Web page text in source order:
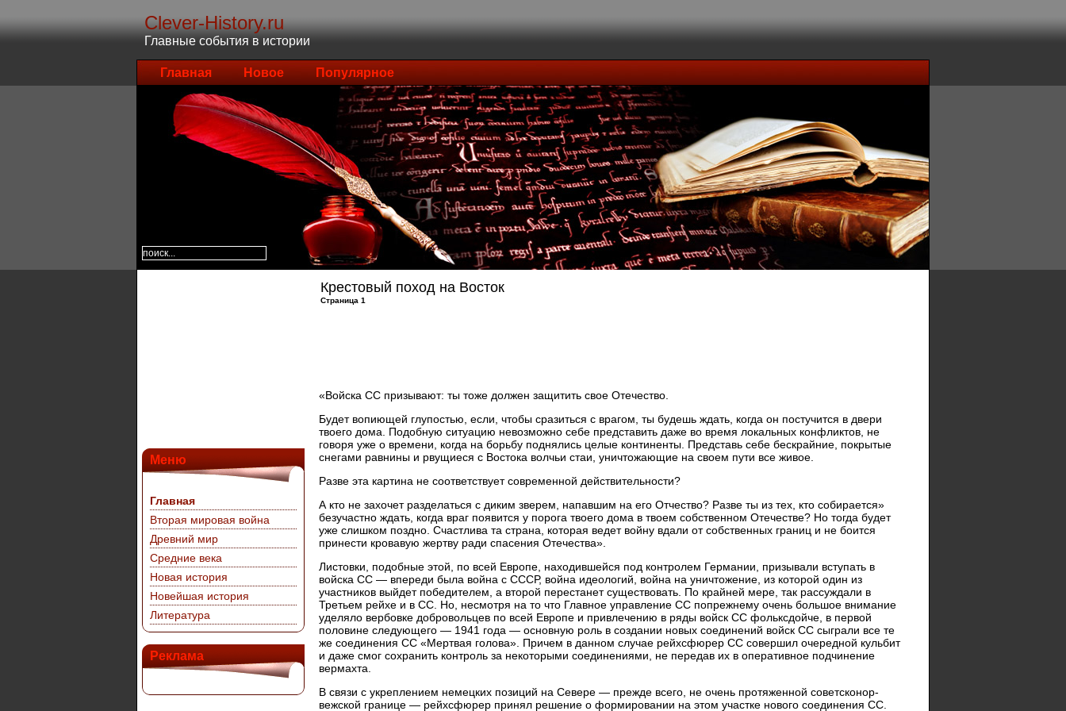
Clever-History.ru
Главные события в истории
Главная Новое Популярное
Меню
Главная
Вторая мировая война
Древний мир
Средние века
Новая история
Новейшая история
Литература
Реклама
Крестовый поход на Восток
Страница 1
«Войска СС призывают: ты тоже должен защитить свое Отечество.
Будет вопиющей глупостью, если, чтобы сразиться с врагом, ты будешь ждать, когда он постучится в двери
твоего дома. Подобную ситуацию невозможно себе представить даже во время локальных конфликтов, не
говоря уже о времени, когда на борьбу поднялись целые континенты. Представь себе бескрайние, покрытые
снегами равнины и рвущиеся с Востока волчьи стаи, уничтожающие на своем пути все живое.
Разве эта картина не соответствует современной действительности?
А кто не захочет разделаться с диким зверем, напавшим на его Отчество? Разве ты из тех, кто собирается»
безучастно ждать, когда враг появится у порога твоего дома в твоем собственном Отечестве? Но тогда будет
уже слишком поздно. Счастлива та страна, которая ведет войну вдали от собственных границ и не боится
принести кровавую жертву ради спасения Отечества».
Листовки, подобные этой, по всей Европе, находившейся под контролем Германии, призывали вступать в
войска СС — впереди была война с СССР, война идеологий, война на уничтожение, из которой один из
участников выйдет победителем, а второй перестанет существовать. По крайней мере, так рассуждали в
Третьем рейхе и в СС. Но, несмотря на то что Главное управление СС попрежнему очень большое внимание
уделяло вербовке добровольцев по всей Европе и привлечению в ряды войск СС фольксдойче, в первой
половине следующего — 1941 года — основную роль в создании новых соединений войск СС сыграли все те
же соединения СС «Мертвая голова». Причем в данном случае рейхсфюрер СС совершил очередной кульбит
и даже смог сохранить контроль за некоторыми соединениями, не передав их в оперативное подчинение
вермахта.
В связи с укреплением немецких позиций на Севере — прежде всего, не очень протяженной советсконор-
вежской границе — рейхсфюрер принял решение о формировании на этом участке нового соединения СС.